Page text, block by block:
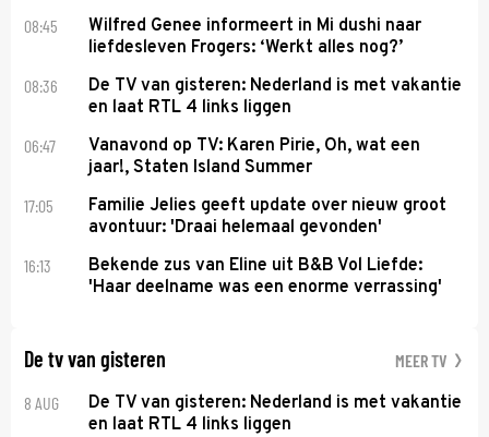
08:45
Wilfred Genee informeert in Mi dushi naar
liefdesleven Frogers: ‘Werkt alles nog?’
08:36
De TV van gisteren: Nederland is met vakantie
en laat RTL 4 links liggen
06:47
Vanavond op TV: Karen Pirie, Oh, wat een
jaar!, Staten Island Summer
17:05
Familie Jelies geeft update over nieuw groot
avontuur: 'Draai helemaal gevonden'
16:13
Bekende zus van Eline uit B&B Vol Liefde:
'Haar deelname was een enorme verrassing'
De tv van gisteren MEER TV
8 AUG
De TV van gisteren: Nederland is met vakantie
en laat RTL 4 links liggen